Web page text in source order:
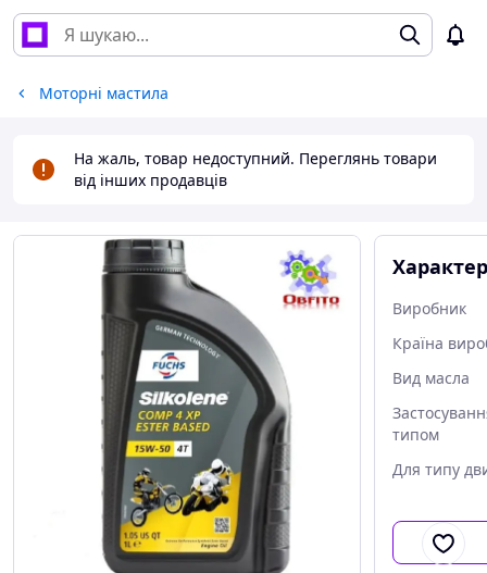
Моторні мастила
На жаль, товар недоступний. Переглянь товари
від інших продавців
Виробник
Країна
Вид масла
типом
Для типу